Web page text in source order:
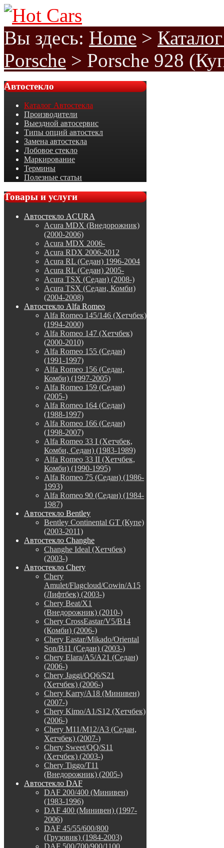
Вы здесь: Home >
Porsche > Porsche 928
Автостекло
Каталог Автостекла
Производители
Выездной автосервис
Типы опций автостекл
Замена автостекла
Лобовое стекло
Маркирование
Термины
Полезные статьи
Товарыи услуги
Автостекло ACURA
Acura MDX (Внедорожник)
(2000-2006)
Acura MDX 2006-
Acura RDX 2006-2012
Acura RL (Седан) 1996-2004
Acura RL (Седан) 2005-
Acura TSX (Седан) (2008-)
Acura TSX (Седан, Комби)
(2004-2008)
Автостекло Alfa Romeo
Alfa Romeo 145/146 (Хетчбек)
(1994-2000)
Alfa Romeo 147 (Хетчбек)
(2000-2010)
Alfa Romeo 155 (Седан)
(1991-1997)
Alfa Romeo 156 (Седан,
Комби) (1997-2005)
Alfa Romeo 159 (Седан)
(2005-)
Alfa Romeo 164 (Седан)
(1988-1997)
Alfa Romeo 166 (Седан)
(1998-2007)
Alfa Romeo 33 I (Хетчбек,
Комби, Седан) (1983-1989)
Alfa Romeo 33 II (Хетчбек,
Комби) (1990-1995)
Alfa Romeo 75 (Седан) (1986-
1993)
Alfa Romeo 90 (Седан) (1984-
1987)
Автостекло Bentley
Bentley Continental GT (Купе)
(2003-2011)
Автостекло Changhe
Changhe Ideal (Хетчбек)
(2003-)
Автостекло Chery
Chery
Amulet/Flagcloud/Cowin/A15
(Лифтбек) (2003-)
Chery Beat/X1
(Внедорожник) (2010-)
Chery CrossEastar/V5/B14
(Комби) (2006-)
Chery Eastar/Mikado/Oriental
Son/B11 (Седан) (2003-)
Chery Elara/A5/A21 (Седан)
(2006-)
Chery Jaggi/QQ6/S21
(Хетчбек) (2006-)
Chery Karry/A18 (Минивен)
(2007-)
Chery Kimo/A1/S12 (Хетчбек)
(2006-)
Chery M11/M12/A3 (Седан,
Хетчбек) (2007-)
Chery Sweet/QQ/S11
(Хетчбек) (2003-)
Chery Tiggo/T11
(Внедорожник) (2005-)
Автостекло DAF
DAF 200/400 (Минивен)
(1983-1996)
DAF 400 (Минивен) (1997-
2006)
DAF 45/55/600/800
(Грузовик) (1984-2003)
DAF 500/700/900/1100